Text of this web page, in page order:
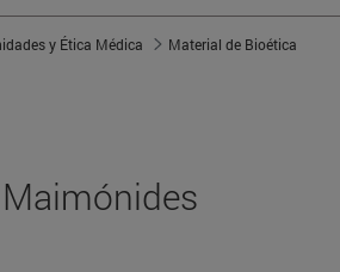
y Ética Médica
Material de Bioética